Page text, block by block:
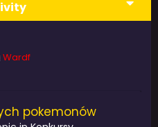
Wardf
pokemonów